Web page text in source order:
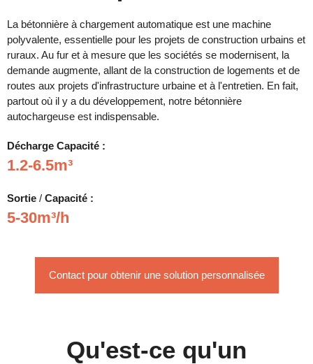
La bétonnière à chargement automatique est une machine
polyvalente, essentielle pour les projets de construction urbains et
ruraux. Au fur et à mesure que les sociétés se modernisent, la
demande augmente, allant de la construction de logements et de
routes aux projets d'infrastructure urbaine et à l'entretien. En fait,
partout où il y a du développement, notre bétonnière
autochargeuse est indispensable.
Décharge Capacité :
1.2-6.5m³
Sortie / Capacité :
5-30m³/h
Contact pour obtenir une solution personnalisée
Qu'est-ce qu'un